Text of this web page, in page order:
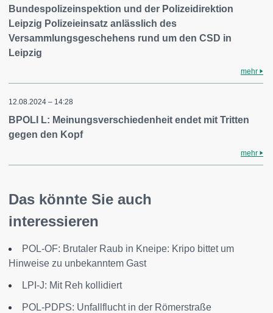
Bundespolizeinspektion und der Polizeidirektion
Leipzig Polizeieinsatz anlässlich des
Versammlungsgeschehens rund um den CSD in
Leipzig
mehr
12.08.2024 – 14:28
BPOLI L: Meinungsverschiedenheit endet mit Tritten
gegen den Kopf
mehr
Das könnte Sie auch
interessieren
POL-OF: Brutaler Raub in Kneipe: Kripo bittet um
Hinweise zu unbekanntem Gast
LPI-J: Mit Reh kollidiert
POL-PDPS: Unfallflucht in der Römerstraße